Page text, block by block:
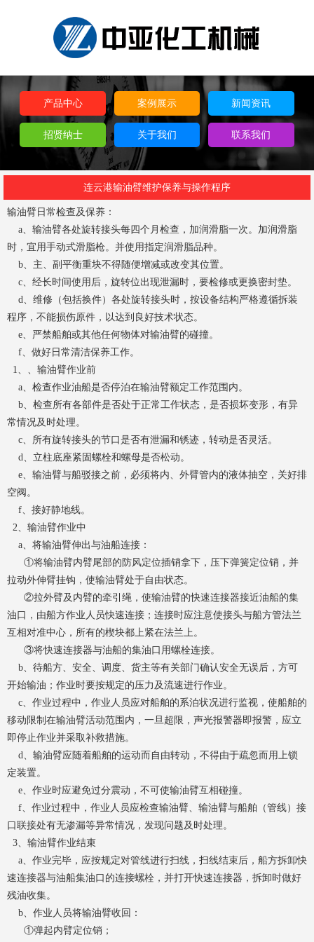
产品中心 案例展示 新闻资讯
招贤纳士 关于我们 联系我们
连云港输油臂维护保养与操作程序
输油臂日常检查及保养：
a、输油臂各处旋转接头每四个月检查，加润滑脂一次。加润滑脂
时，宜用手动式滑脂枪。并使用指定润滑脂品种。
b、主、副平衡重块不得随便增减或改变其位置。
c、经长时间使用后，旋转位出现泄漏时，要检修或更换密封垫。
d、维修（包括换件）各处旋转接头时，按设备结构严格遵循拆装
程序，不能损伤原件，以达到良好技术状态。
e、严禁船舶或其他任何物体对输油臂的碰撞。
f、做好日常清洁保养工作。
1、、输油臂作业前
a、检查作业油船是否停泊在输油臂额定工作范围内。
b、检查所有各部件是否处于正常工作状态，是否损坏变形，有异
常情况及时处理。
c、所有旋转接头的节口是否有泄漏和锈迹，转动是否灵活。
d、立柱底座紧固螺栓和螺母是否松动。
e、输油臂与船驳接之前，必须将内、外臂管内的液体抽空，关好排
空阀。
f、接好静地线。
2、输油臂作业中
a、将输油臂伸出与油船连接：
①将输油臂内臂尾部的防风定位插销拿下，压下弹簧定位销，并
拉动外伸臂挂钩，使输油臂处于自由状态。
②拉外臂及内臂的牵引绳，使输油臂的快速连接器接近油船的集
油口，由船方作业人员快速连接；连接时应注意使接头与船方管法兰
互相对准中心，所有的楔块都上紧在法兰上。
③将快速连接器与油船的集油口用螺栓连接。
b、待船方、安全、调度、货主等有关部门确认安全无误后，方可
开始输油；作业时要按规定的压力及流速进行作业。
c、作业过程中，作业人员应对船舶的系泊状况进行监视，使船舶的
移动限制在输油臂活动范围内，一旦超限，声光报警器即报警，应立
即停止作业并采取补救措施。
d、输油臂应随着船舶的运动而自由转动，不得由于疏忽而用上锁
定装置。
e、作业时应避免过分震动，不可使输油臂互相碰撞。
f、作业过程中，作业人员应检查输油臂、输油臂与船舶（管线）接
口联接处有无渗漏等异常情况，发现问题及时处理。
3、输油臂作业结束
a、作业完毕，应按规定对管线进行扫线，扫线结束后，船方拆卸快
速连接器与油船集油口的连接螺栓，并打开快速连接器，拆卸时做好
残油收集。
b、作业人员将输油臂收回：
①弹起内臂定位销；